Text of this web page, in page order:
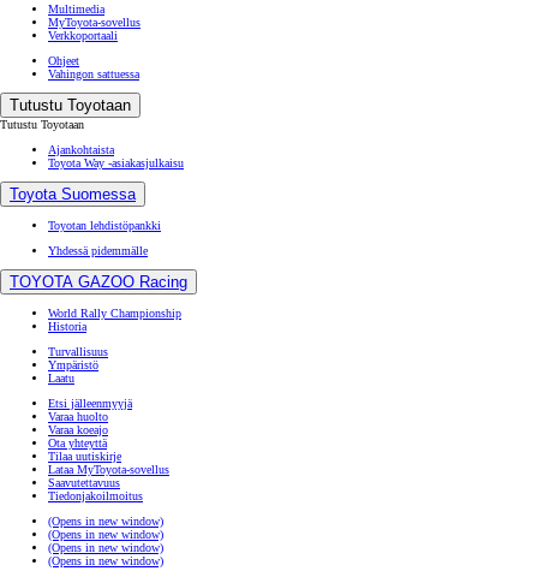
Multimedia
MyToyota-sovellus
Verkkoportaali
Ohjeet
Vahingon sattuessa
Tutustu Toyotaan
Tutustu Toyotaan
Ajankohtaista
Toyota Way -asiakasjulkaisu
Toyota Suomessa
Toyotan lehdistöpankki
Yhdessä pidemmälle
TOYOTA GAZOO Racing
World Rally Championship
Historia
Turvallisuus
Ympäristö
Laatu
Etsi jälleenmyyjä
Varaa huolto
Varaa koeajo
Ota yhteyttä
Tilaa uutiskirje
Lataa MyToyota-sovellus
Saavutettavuus
Tiedonjakoilmoitus
(Opens in new window)
(Opens in new window)
(Opens in new window)
(Opens in new window)